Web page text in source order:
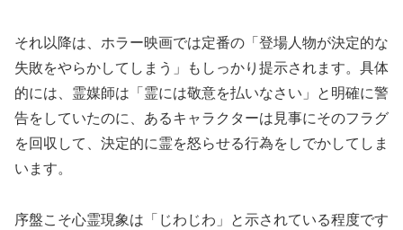
それ以降は、ホラー映画では定番の「登場人物が決定的な
失敗をやらかしてしまう」もしっかり提示されます。具体
的には、霊媒師は「霊には敬意を払いなさい」と明確に警
告をしていたのに、あるキャラクターは見事にそのフラグ
を回収して、決定的に霊を怒らせる行為をしでかしてしま
います。
序盤こそ心霊現象は「じわじわ」と示されている程度です